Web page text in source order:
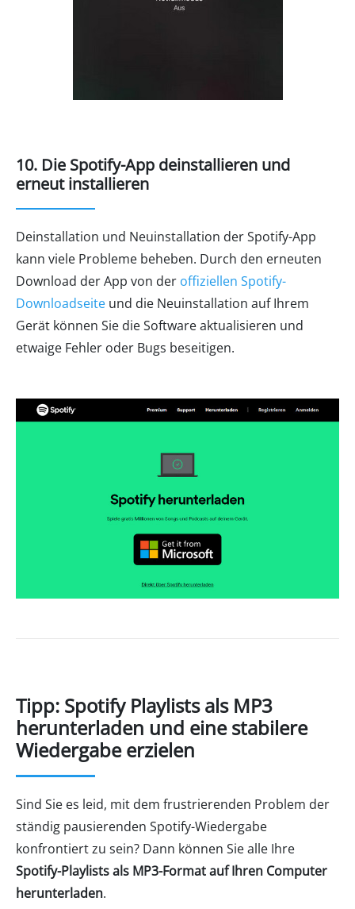
10. Die Spotify-App deinstallieren und
erneut installieren
Deinstallation und Neuinstallation der Spotify-App
kann viele Probleme beheben. Durch den erneuten
Download der App von der offiziellen Spotify-
Downloadseite und die Neuinstallation auf Ihrem
Gerät können Sie die Software aktualisieren und
etwaige Fehler oder Bugs beseitigen.
Tipp: Spotify Playlists als MP3
herunterladen und eine stabilere
Wiedergabe erzielen
Sind Sie es leid, mit dem frustrierenden Problem der
ständig pausierenden Spotify-Wiedergabe
konfrontiert zu sein? Dann können Sie alle Ihre
Spotify-Playlists als MP3-Format auf Ihren Computer
herunterladen.